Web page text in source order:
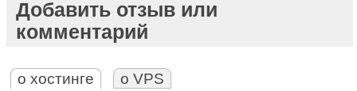
Добавить отзыв или
комментарий
о хостинге о VPS